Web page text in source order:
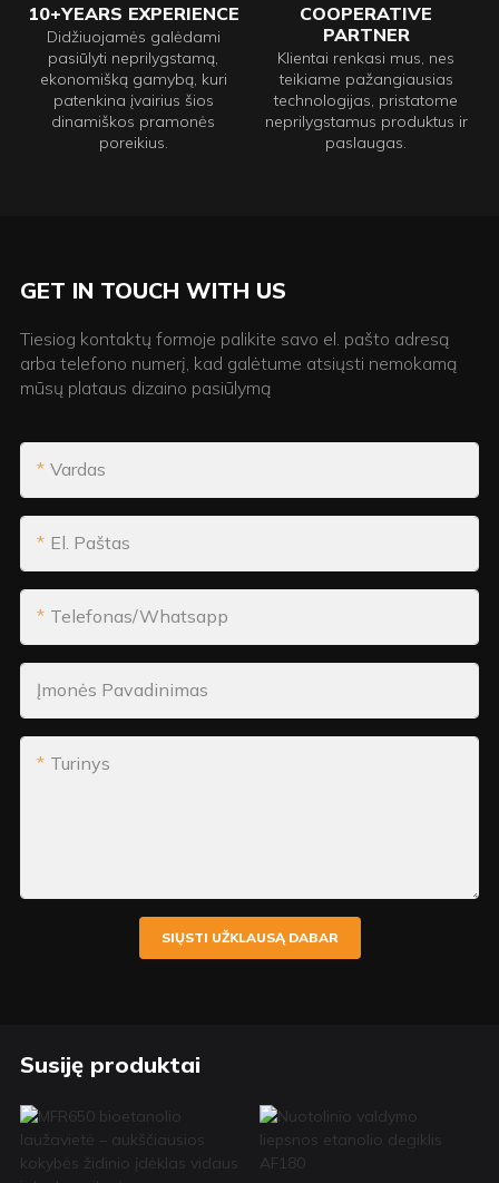
10+YEARS EXPERIENCE
Didžiuojamės galėdami
pasiūlyti neprilygstamą,
ekonomišką gamybą, kuri
patenkina įvairius šios
dinamiškos pramonės
poreikius.
COOPERATIVE
PARTNER
Klientai renkasi mus, nes
teikiame pažangiausias
technologijas, pristatome
neprilygstamus produktus ir
paslaugas.
GET IN TOUCH WITH US
Tiesiog kontaktų formoje palikite savo el. pašto adresą
arba telefono numerį, kad galėtume atsiųsti nemokamą
mūsų plataus dizaino pasiūlymą
Vardas
El. Paštas
Telefonas/whatsapp
Įmonės Pavadinimas
Turinys
SIŲSTI UŽKLAUSĄ DABAR
Susiję produktai